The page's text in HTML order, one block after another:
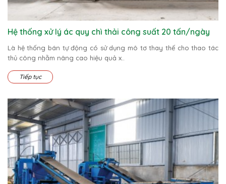
Hệ thống xử lý ác quy chì thải công suất 20 tấn/ngày
Là hệ thống bán tự động có sử dụng mô tơ thay thế cho thao tác
thủ công nhằm nâng cao hiệu quả x..
Tiếp tục